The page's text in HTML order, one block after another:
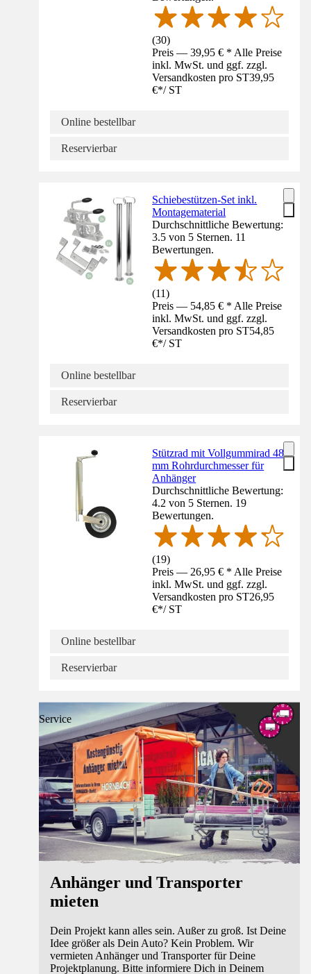
(30)
Preis — 39,95 € * Alle Preise
inkl. MwSt. und ggf. zzgl.
Versandkosten pro ST39,95
€*/ ST
Online bestellbar
Reservierbar
Schiebestützen-Set inkl.
Montagematerial
Durchschnittliche Bewertung:
3.5 von 5 Sternen. 11
Bewertungen.
(11)
Preis — 54,85 € * Alle Preise
inkl. MwSt. und ggf. zzgl.
Versandkosten pro ST54,85
€*/ ST
Online bestellbar
Reservierbar
Stützrad mit Vollgummirad 48
mm Rohrdurchmesser für
Anhänger
Durchschnittliche Bewertung:
4.2 von 5 Sternen. 19
Bewertungen.
(19)
Preis — 26,95 € * Alle Preise
inkl. MwSt. und ggf. zzgl.
Versandkosten pro ST26,95
€*/ ST
Online bestellbar
Reservierbar
Service
Anhänger und Transporter
mieten
Dein Projekt kann alles sein. Außer zu groß. Ist Deine
Idee größer als Dein Auto? Kein Problem. Wir
vermieten Anhänger und Transporter für Deine
Projektplanung. Bitte informiere Dich in Deinem